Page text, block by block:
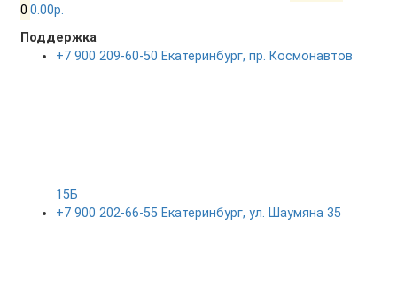
0 0.00р.
Поддержка
+7 900 209-60-50 Екатеринбург, пр. Космонавтов
15Б
+7 900 202-66-55 Екатеринбург, ул. Шаумяна 35